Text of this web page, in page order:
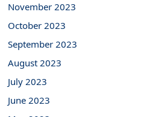
November 2023
October 2023
September 2023
August 2023
July 2023
June 2023